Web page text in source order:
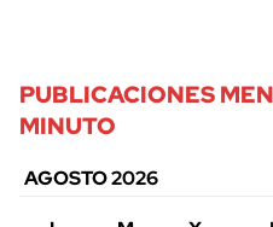
PUBLICACIONES
MINUTO
AGOSTO 2026